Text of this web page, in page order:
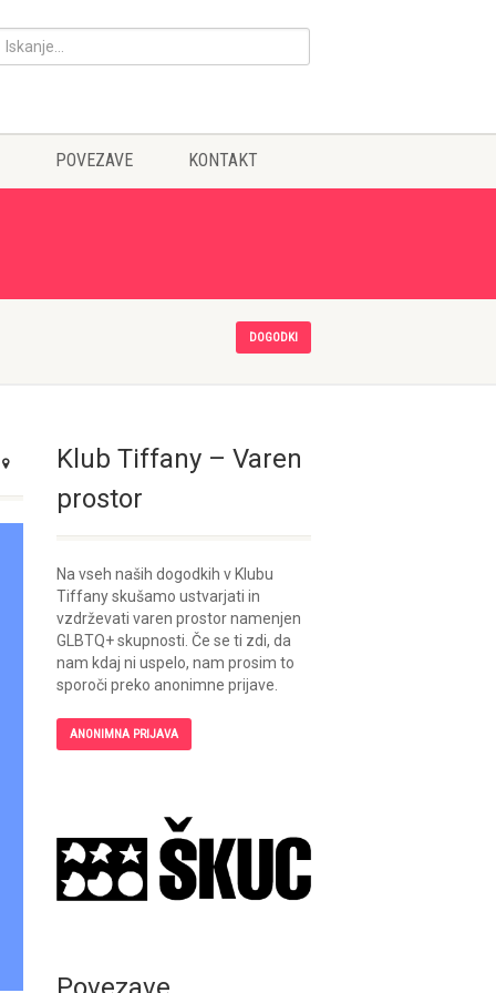
POVEZAVE KONTAKT
DOGODKI
Klub Tiffany – Varen
prostor
Na vseh naših dogodkih v Klubu
Tiffany skušamo ustvarjati in
vzdrževati varen prostor namenjen
GLBTQ+ skupnosti. Če se ti zdi, da
nam kdaj ni uspelo, nam prosim to
sporoči preko anonimne prijave.
ANONIMNA PRIJAVA